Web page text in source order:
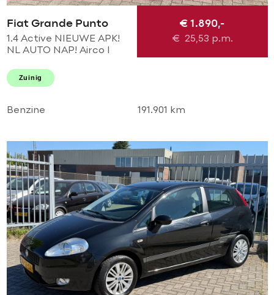
Fiat Grande Punto
1.4 Active NIEUWE APK!
NL AUTO NAP! Airco l
MTF-STUUR! PERFECT
ONDERHOUDEN! 2e
€ 1.890,-
€ 25,53 p.m.
Zuinig
Benzine 191.901 km